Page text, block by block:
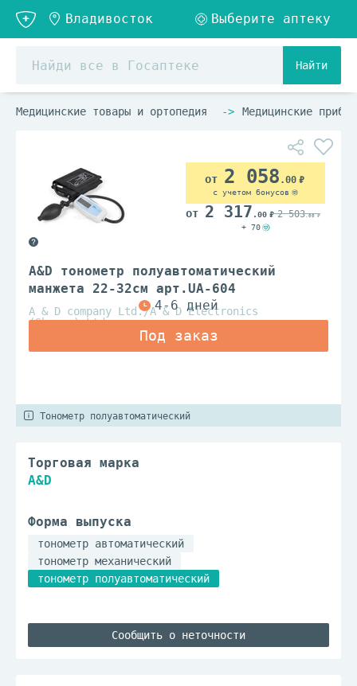
Найти
Медицинские товары и ортопедия Медицинские
A&D тонометр полуавтоматический
манжета 22-32см арт.UA-604
A & D company Ltd./A & D Electronics
(Shezen) Ltd
2 058 .00
с учетом бонусов
2 317 .00 2 503.00
+ 70
Тонометр полуавтоматический
Торговая марка
A&D
Форма выпуска
тонометр автоматический
тонометр механический
тонометр полуавтоматический
Сообщить о неточности